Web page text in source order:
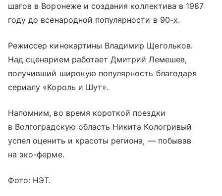
шагов в Воронеже и создания коллектива в 1987
году до всенародной популярности в 90-х.
Режиссер кинокартины Владимир Щегольков.
Над сценарием работает Дмитрий Лемешев,
получивший широкую популярность благодаря
сериалу «Король и Шут».
Напомним, во время короткой поездки
в Волгоградскую область Никита Кологривый
успел оценить и красоты региона, — побывав
на эко-ферме.
Фото: НЭТ.